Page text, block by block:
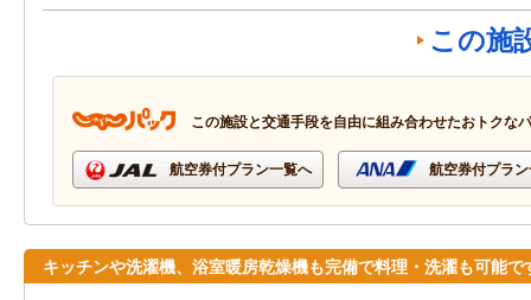
この施
この施設と交通手段を自由に組み合わせたおトクな
航空券付プラン一覧へ 航空券付プラ
キッチンや洗濯機、浴室暖房乾燥機も完備で料理・洗濯も可能で